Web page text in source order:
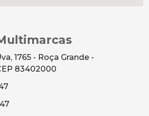
1765 - Roça Grande -
83402000